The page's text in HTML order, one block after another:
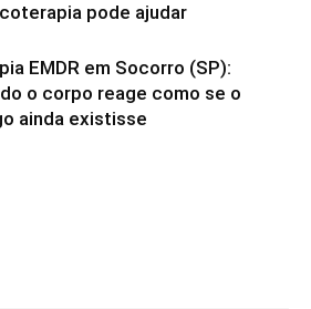
pode ajudar
EMDR em Socorro (SP):
o corpo reage como se o
ainda existisse